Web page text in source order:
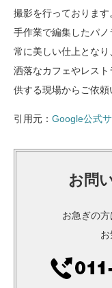
撮影を行っておりま
手作業で編集したパ
常に美しい仕上とな
洒落なカフェやレス
供する現場からご依頼
引用元： Google公式
お問
お急ぎの方
お